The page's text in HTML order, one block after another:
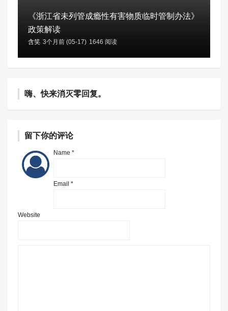
《浙江省未列管成瘾性有害物质临时管制办法》
政策解读
含笑 3个月前 (05-17) 1646 阅读
嗨、快来消灭零回复。
留下你的评论
Name *
Email *
Website